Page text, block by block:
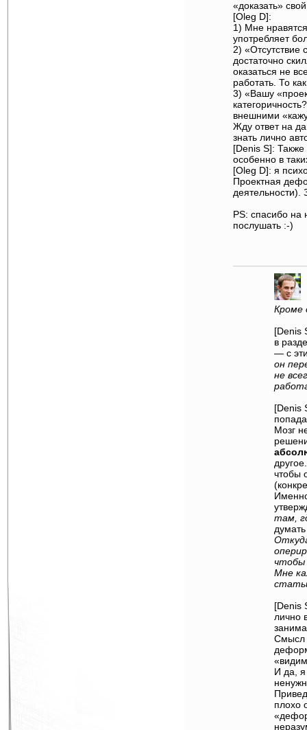
«доказать»
[Oleg D]:
1) Мне
употребляет
2) «Отсутствие
достаточно
оказаться не
работать. То
3) «Вашу
внешними
Жду ответ на
знать лично
[Denis S]:
особенно в
[Oleg D]: я
Проектная
деятельности).
PS: спасибо на
послушать :-)
Кроме
[Denis
в
— с
он
не
[Denis
Мозг
чтобы
там,
чтобы
Мне
[Denis
лично
Смысл
И да, я
плохо